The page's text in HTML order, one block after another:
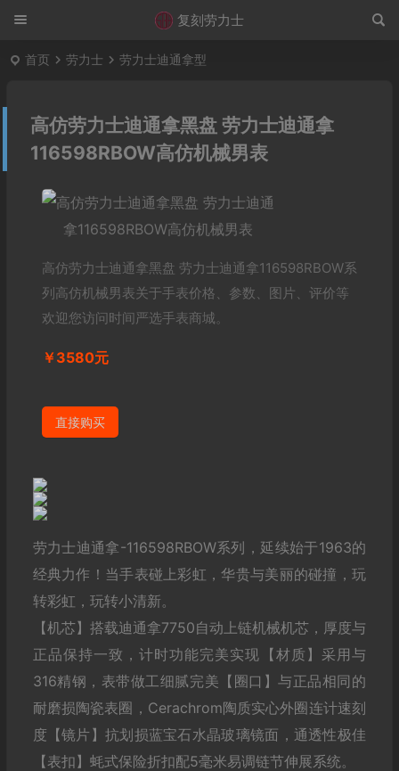
复刻劳力士
首页 劳力士 劳力士迪通拿型
高仿劳力士迪通拿黑盘 劳力士迪通拿
116598RBOW高仿机械男表
高仿劳力士迪通拿黑盘 劳力士迪通拿116598RBOW系
列高仿机械男表关于手表价格、参数、图片、评价等
欢迎您访问时间严选手表商城。
￥3580元
直接购买
劳力士迪通拿-116598RBOW系列，延续始于1963的
经典力作！当手表碰上彩虹，华贵与美丽的碰撞，玩
转彩虹，玩转小清新。
【机芯】搭载迪通拿7750自动上链机械机芯，厚度与
正品保持一致，计时功能完美实现【材质】采用与
316精钢，表带做工细腻完美【圈口】与正品相同的
耐磨损陶瓷表圈，Cerachrom陶质实心外圈连计速刻
度【镜片】抗划损蓝宝石水晶玻璃镜面，通透性极佳
【表扣】蚝式保险折扣配5毫米易调链节伸展系统。